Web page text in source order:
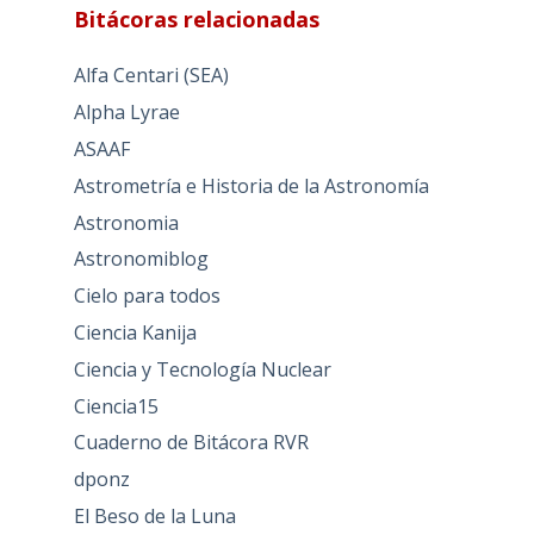
Bitácoras relacionadas
Alfa Centari (SEA)
Alpha Lyrae
ASAAF
Astrometría e Historia de la Astronomía
Astronomia
Astronomiblog
Cielo para todos
Ciencia Kanija
Ciencia y Tecnología Nuclear
Ciencia15
Cuaderno de Bitácora RVR
dponz
El Beso de la Luna